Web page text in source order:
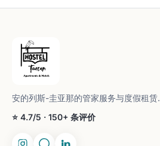
安的列斯-圭亚那的管家服务与度假租赁.
⭐ 4.7/5 · 150+ 条评价